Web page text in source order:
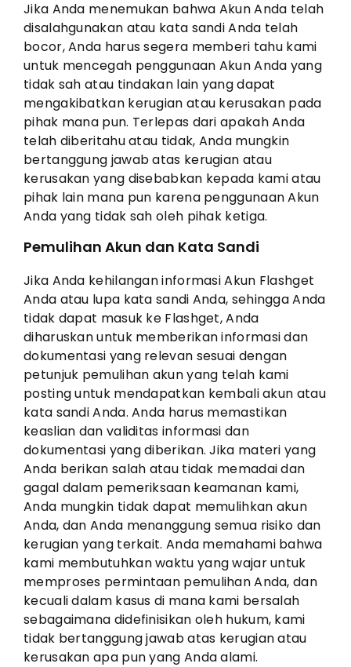
Jika Anda menemukan bahwa Akun Anda telah
disalahgunakan atau kata sandi Anda telah
bocor, Anda harus segera memberi tahu kami
untuk mencegah penggunaan Akun Anda yang
tidak sah atau tindakan lain yang dapat
mengakibatkan kerugian atau kerusakan pada
pihak mana pun. Terlepas dari apakah Anda
telah diberitahu atau tidak, Anda mungkin
bertanggung jawab atas kerugian atau
kerusakan yang disebabkan kepada kami atau
pihak lain mana pun karena penggunaan Akun
Anda yang tidak sah oleh pihak ketiga.
Pemulihan Akun dan Kata Sandi
Jika Anda kehilangan informasi Akun Flashget
Anda atau lupa kata sandi Anda, sehingga Anda
tidak dapat masuk ke Flashget, Anda
diharuskan untuk memberikan informasi dan
dokumentasi yang relevan sesuai dengan
petunjuk pemulihan akun yang telah kami
posting untuk mendapatkan kembali akun atau
kata sandi Anda. Anda harus memastikan
keaslian dan validitas informasi dan
dokumentasi yang diberikan. Jika materi yang
Anda berikan salah atau tidak memadai dan
gagal dalam pemeriksaan keamanan kami,
Anda mungkin tidak dapat memulihkan akun
Anda, dan Anda menanggung semua risiko dan
kerugian yang terkait. Anda memahami bahwa
kami membutuhkan waktu yang wajar untuk
memproses permintaan pemulihan Anda, dan
kecuali dalam kasus di mana kami bersalah
sebagaimana didefinisikan oleh hukum, kami
tidak bertanggung jawab atas kerugian atau
kerusakan apa pun yang Anda alami.